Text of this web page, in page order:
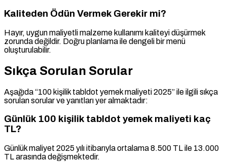
Kaliteden Ödün Vermek Gerekir mi?
Hayır, uygun maliyetli malzeme kullanımı kaliteyi düşürmek
zorunda değildir. Doğru planlama ile dengeli bir menü
oluşturulabilir.
Sıkça Sorulan Sorular
Aşağıda “100 kişilik tabldot yemek maliyeti 2025” ile ilgili sıkça
sorulan sorular ve yanıtları yer almaktadır:
Günlük 100 kişilik tabldot yemek maliyeti kaç
TL?
Günlük maliyet 2025 yılı itibarıyla ortalama 8.500 TL ile 13.000
TL arasında değişmektedir.